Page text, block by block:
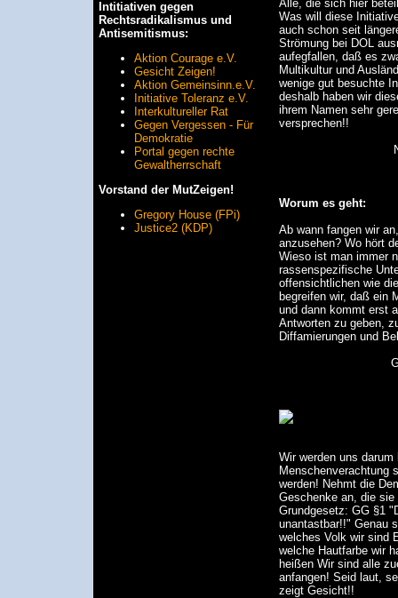
Intitiativen gegen
Rechtsradikalismus und
Antisemitismus:
Aktion Courage e.V.
Gesicht Zeigen!
Aktion Gemeinsinn.e.V.
Initiative Toleranz e.V.
Interkultureller Rat
Gegen Vergessen - Für
Demokratie
Portal gegen rechte
Gewaltherrschaft
Vorstand der MutZeigen!
Gregory House (FPi)
Justice2 (KDP)
Alle, die sich hier
Was will diese
auch schon seit
Strömung bei DOL
aufegfallen, daß es
Multikultur und
wenige gut besuchte
deshalb haben wir
ihrem Namen sehr
versprechen!!
Worum es geht:
Ab wann fangen wir
anzusehen? Wo hört
Wieso ist man immer
rassenspezifische
offensichtlichen wie
begreifen wir, daß ein
und dann kommt erst
Antworten zu geben,
Diffamierungen und
Wir werden uns
Menschenverachtung
werden! Nehmt die
Geschenke an, die
Grundgesetz: GG §1
unantastbar!!" Genau
welches Volk wir sind
welche Hautfarbe wir
heißen Wir sind alle
anfangen! Seid laut,
zeigt Gesicht!!